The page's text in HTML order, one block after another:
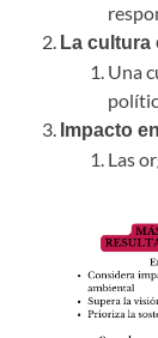
La
Una
Impacto
Las